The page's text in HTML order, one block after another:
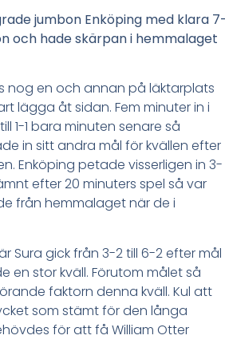
jumbon Enköping med klara
och hade skärpan i hemmalaget
nog en och annan på läktarplats
lägga åt sidan. Fem minuter in i
1-1 bara minuten senare så
in sitt andra mål för kvällen efter
Enköping petade visserligen in 3-
efter 20 minuters spel så var
från hemmalaget när de i
Sura gick från 3-2 till 6-2 efter mål
en stor kväll. Förutom målet så
faktorn denna kväll. Kul att
som stämt för den långa
för att få William Otter